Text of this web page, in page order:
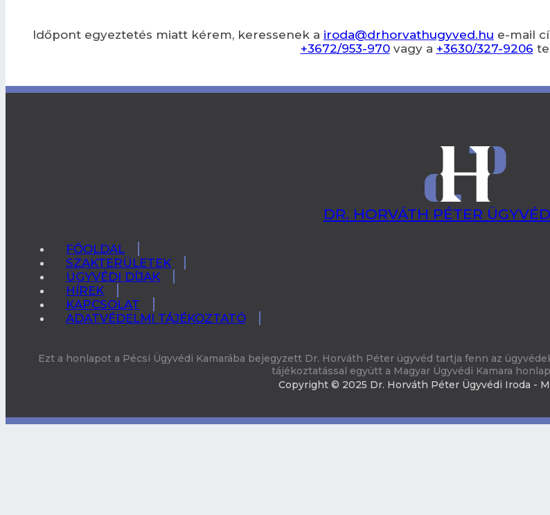
Időpont egyeztetés miatt kérem, keressenek a iroda@drhorvathugyved.hu e-mail
+3672/953-970vagy a +3630/327-9206
DR. HORVÁTH PÉTER
FŐOLDAL
SZAKTERÜLETEK
ÜGYVÉDI DÍJAK
HÍREK
KAPCSOLAT
ADATVÉDELMI TÁJÉKOZTATÓ
Ezt a honlapot a Pécsi Ügyvédi Kamarába bejegyzett Dr. Horváth Péter ügyvéd tartja fenn az
tájékoztatással együtt a Magyar Ügyvédi Kamara
Copyright © 2025 Dr. Horváth Péter Ügyvédi Iroda -